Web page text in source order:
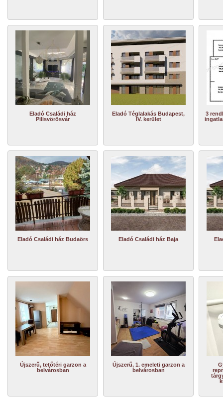
Eladó Családi ház
Pilisvörösvár
Eladó Téglalakás Budapest,
IV. kerület
3
Eladó Családi ház Budaörs Eladó Családi ház Baja
Újszerű, tetőtéri garzon a
belvárosban
Újszerű, 1. emeleti garzon a
belvárosban